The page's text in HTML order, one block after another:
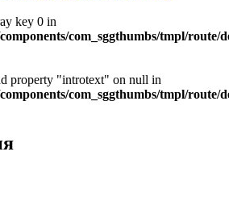
key 0 in
com_sggthumbs/tmpl/route/
property "introtext" on null in
com_sggthumbs/tmpl/route/